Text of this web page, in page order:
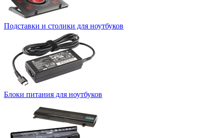
Подставки и столики для ноутбуков
Блоки питания для ноутбуков